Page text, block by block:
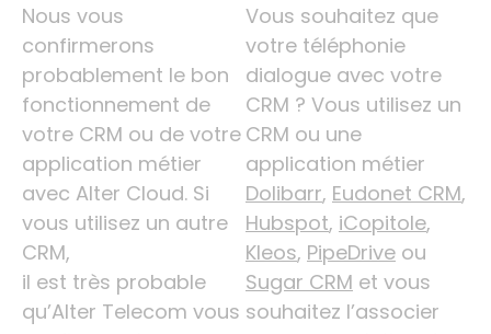
Nous vous
confirmerons
probablement le bon
fonctionnement de
votre CRM ou de votre
application métier
avec Alter Cloud. Si
vous utilisez un autre
CRM,
il est très probable
qu’Alter Telecom vous
Vous souhaitez que
votre téléphonie
dialogue avec votre
CRM ? Vous utilisez un
CRM ou une
application métier
Dolibarr, Eudonet CRM,
Hubspot, iCopitole,
Kleos, PipeDrive ou
Sugar CRM et vous
souhaitez l’associer